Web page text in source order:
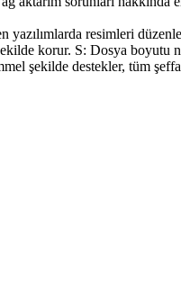
resimleri
korur. S: Dosya boyutu
şekilde destekler, tüm